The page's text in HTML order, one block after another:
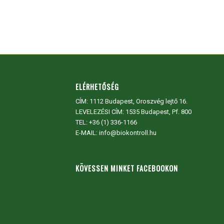
ELÉRHETŐSÉG
CÍM: 1112 Budapest, Oroszvég lejtő 16.
LEVELEZÉSI CÍM: 1535 Budapest, Pf. 800
TEL: +36 (1) 336-1166
E-MAIL: info@biokontroll.hu
KÖVESSEN MINKET FACEBOOKON